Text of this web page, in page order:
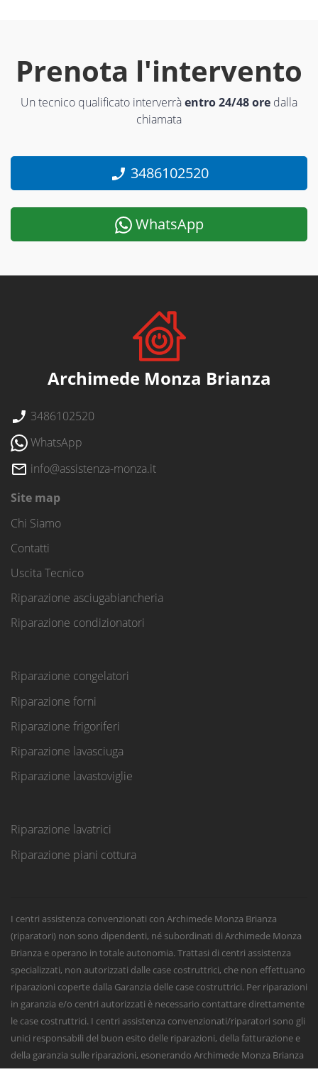
Prenota l'intervento
Un tecnico qualificato interverràentro 24/48 ore dalla
chiamata
3486102520
WhatsApp
Archimede Monza Brianza
3486102520
WhatsApp
info@assistenza-monza.it
Site map
Chi Siamo
Contatti
Uscita Tecnico
Riparazione asciugabiancheria
Riparazione condizionatori
Riparazione congelatori
Riparazione forni
Riparazione frigoriferi
Riparazione lavasciuga
Riparazione lavastoviglie
Riparazione lavatrici
Riparazione piani cottura
I centri assistenza convenzionati con Archimede Monza Brianza
(riparatori) non sono dipendenti, né subordinati di Archimede Monza
Brianza e operano in totale autonomia. Trattasi di centri assistenza
specializzati, non autorizzati dalle case costruttrici, che non effettuano
riparazioni coperte dalla Garanzia delle case costruttrici. Per riparazioni
in garanzia e/o centri autorizzati è necessario contattare direttamente
le case costruttrici. I centri assistenza convenzionati/riparatori sono gli
unici responsabili del buon esito delle riparazioni, della fatturazione e
della garanzia sulle riparazioni, esonerando Archimede Monza Brianza